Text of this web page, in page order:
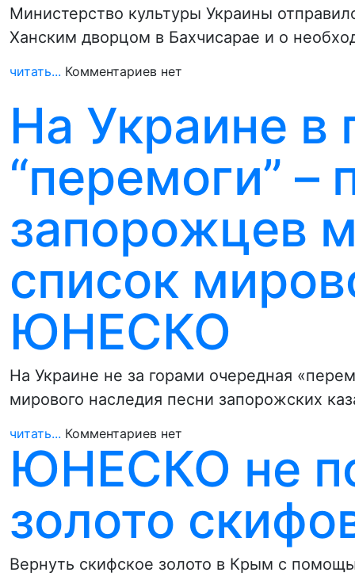
Министерство культуры Украины
Ханским дворцом в Бахчисарае и о
читать... Комментариев нет
На Украине в
“перемоги” –
запорожцев
список
ЮНЕСКО
На Украине не за горами очередная
мирового наследия песни запорожских
читать... Комментариев нет
ЮНЕСКО не
золото
Вернуть скифское золото в Крым с